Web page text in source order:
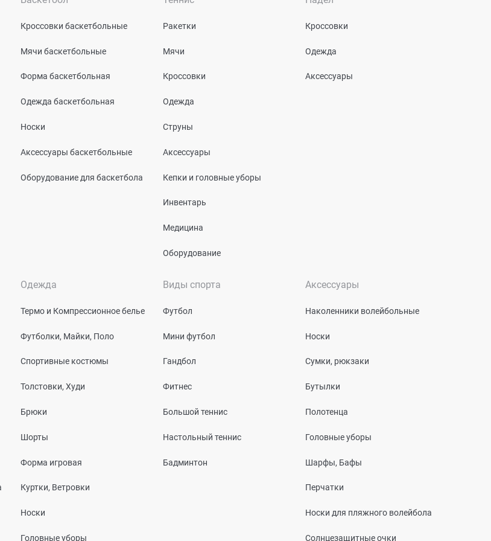
Кроссовки баскетбольные
Мячи баскетбольные
Форма баскетбольная
Одежда баскетбольная
Носки
Аксессуары баскетбольные
Оборудование для баскетбола
Ракетки
Мячи
Кроссовки
Одежда
Струны
Аксессуары
Кепки и головные уборы
Инвентарь
Медицина
Оборудование
Кроссовки
Одежда
Аксессуары
Одежда
Термо и Компрессионное белье
Футболки, Майки, Поло
Спортивные костюмы
Толстовки, Худи
Брюки
Шорты
Форма игровая
Куртки, Ветровки
Носки
Головные уборы
Виды спорта
Футбол
Мини футбол
Гандбол
Фитнес
Большой теннис
Настольный теннис
Бадминтон
Аксессуары
Наколенники волейбольные
Носки
Сумки, рюкзаки
Бутылки
Полотенца
Головные уборы
Шарфы, Бафы
Перчатки
Носки для пляжного волейбола
Солнцезащитные очки